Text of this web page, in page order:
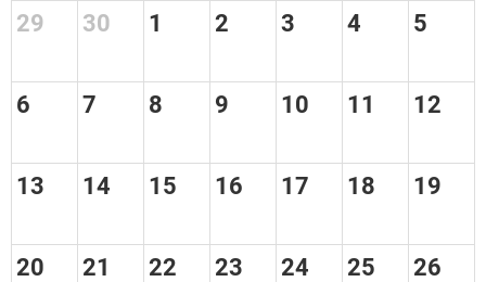
29 30 1 2 3 4 5
6 7 8 9 10 11 12
13 14 15 16 17 18 19
20 21 22 23 24 25 26